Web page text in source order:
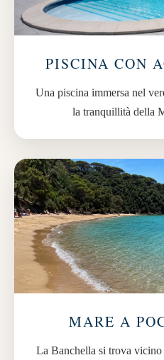
PISCINA CON
Una piscina immersa nel
la tranquillità della
MARE A
La Banchella si trova